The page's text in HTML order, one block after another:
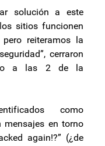
solución a este
sitios funcionen
reiteramos la
cerraron
a las 2 de la
como
mensajes en torno
again!?” (¿de